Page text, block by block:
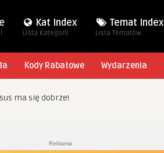
Kat Index
Lista Kategorii
Temat Index
Lista Tematów
Kody Rabatowe Wydarzenia
ma się dobrze!
Reklama